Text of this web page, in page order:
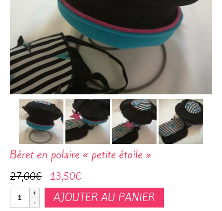
Béret en polaire « petite étoile »
27,00€ Le
prix
initial
était :
27,00€.
13,50€Le
actuel
est :
13,50€.
quantité
AJOUTER AU PANIER